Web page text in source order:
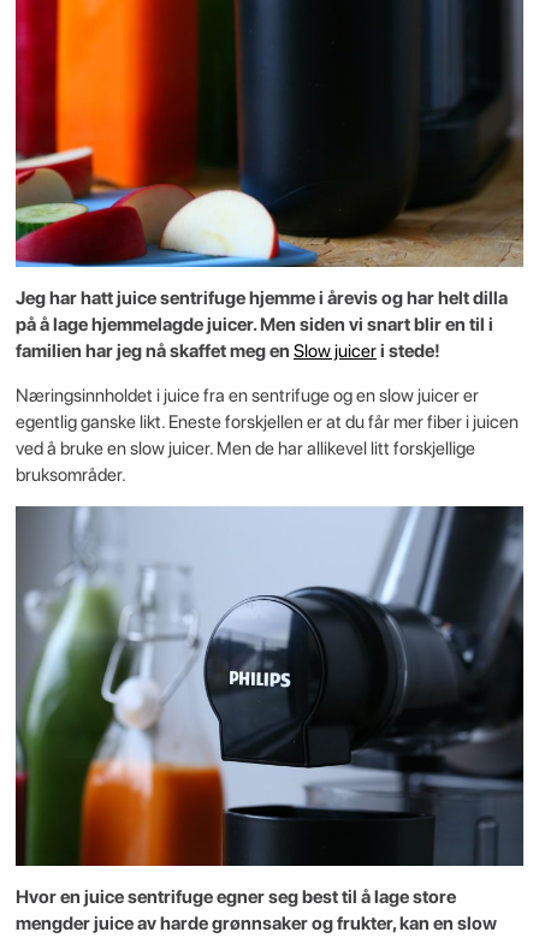
Jeg har hatt juice sentrifuge hjemme i årevis og har helt dilla
på å lage hjemmelagde juicer. Men siden vi snart blir en til i
familien har jeg nå skaffet meg en Slow juiceri stede!
Næringsinnholdet i juice fra en sentrifuge og en slow juicer er
egentlig ganske likt. Eneste forskjellen er at du får mer fiber i juicen
ved å bruke en slow juicer. Men de har allikevel litt forskjellige
bruksområder.
Hvor en juice sentrifuge egner seg best til å lage store
mengder juice av harde grønnsaker og frukter, kan en slow